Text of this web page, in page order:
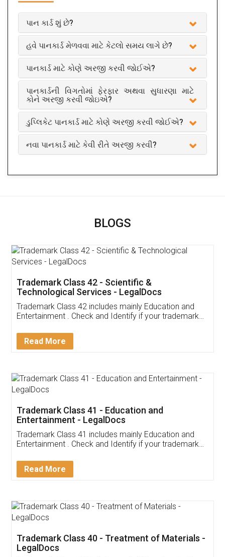
પાન કાર્ડ શું છે?
હવે પાનકાર્ડ મેળવવા માટે કેટલો સમય લાગે છે?
પાનકાર્ડ માટે કોણે અરજી કરવી જોઈએ?
પાનકાર્ડની વિગતોમાં ફેરફાર અથવા સુધારણા માટે
કોને અરજી કરવી જોઇએ?
ડુપ્લિકેટ પાનકાર્ડ માટે કોણે અરજી કરવી જોઈએ?
નવા પાનકાર્ડ માટે કેવી રીતે અરજી કરવી?
BLOGS
Trademark Class 42 - Scientific &
Technological Services - LegalDocs
Trademark Class 42 includes mainly Education and
Entertainment . Check and Identify if your trademark
Read More
Trademark Class 41 - Education and
Entertainment - LegalDocs
Trademark Class 41 includes mainly Education and
Entertainment . Check and Identify if your trademark
Read More
Trademark Class 40 - Treatment of Materials -
LegalDocs